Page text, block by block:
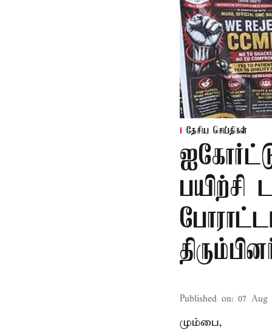
தேசிய செய்திகள்
பயிற்சி
Published on: 07 Aug
மும்பை,